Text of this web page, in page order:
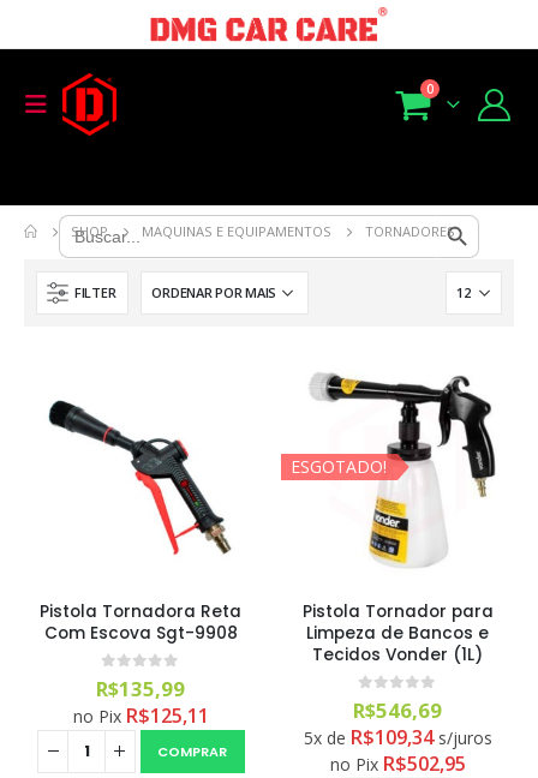
Search
for:
Search Button
0
SHOP MAQUINAS E EQUIPAMENTOS TORNADORES
FILTER
Pistola Tornadora Reta
Com Escova Sgt-9908
R$135,99
no Pix R$125,11
COMPRAR
ESGOTADO!
Pistola Tornador para
Limpeza de Bancos e
Tecidos Vonder (1L)
R$546,69
5x de R$109,34 s/juros
no Pix R$502,95